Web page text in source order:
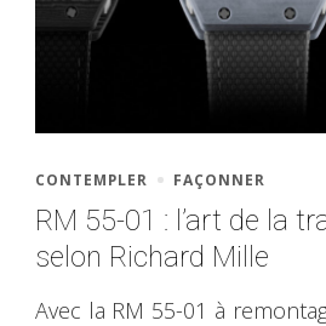
CONTEMPLER FAÇONNER
RM 55-01 : l’art de la
selon Richard Mille
Avec la RM 55-01 à